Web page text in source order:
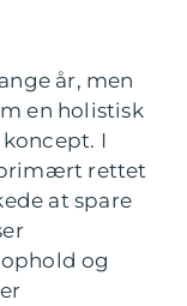
år, men
en holistisk
I
primært rettet
at spare
og